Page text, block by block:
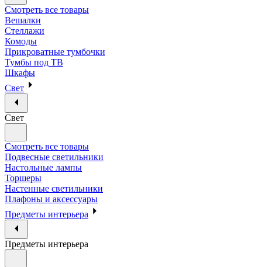
Смотреть все товары
Вешалки
Стеллажи
Комоды
Прикроватные тумбочки
Тумбы под ТВ
Шкафы
Свет
Свет
Смотреть все товары
Подвесные светильники
Настольные лампы
Торшеры
Настенные светильники
Плафоны и аксессуары
Предметы интерьера
Предметы интерьера